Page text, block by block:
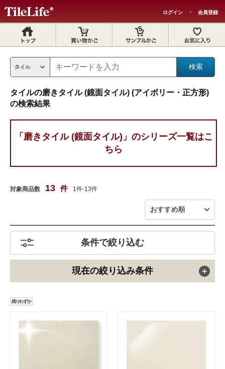
ログイン ・ 会員登録
タイルの磨きタイル (鏡面タイル) (アイボリー・正方形)
の検索結果
「磨きタイル (鏡面タイル)」のシリーズ一覧はこ
ちら
対象商品数 13 件 1件-13件
条件で絞り込む
現在の絞り込み条件
残りわずか